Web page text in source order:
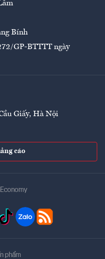
Bính
GP-BTTTT ngày
Giấy, Hà Nội
cáo
phẩm